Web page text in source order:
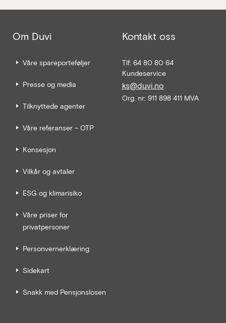
Om Duvi
Våre spareporteføljer
Presse og media
Tilknyttede agenter
Våre referanser – OTP
Konsesjon
Vilkår og avtaler
ESG og klimarisiko
Våre priser for
privatpersoner
Personvernerklæring
Sidekart
Snakk med Pensjonslosen
Kontakt oss
Tlf: 64 80 80 64
Kundeservice
ks@duvi.no
Org. nr: 911 898 411 MVA